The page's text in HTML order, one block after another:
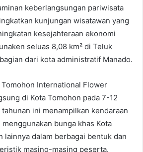
keberlangsungan pariwisata
kunjungan wisatawan yang
kesejahteraan ekonomi
seluas 8,08 km² di Teluk
dari kota administratif Manado.
International Flower
di Kota Tomohon pada 7-12
ini menampilkan kendaraan
bunga khas Kota
lainnya dalam berbagai bentuk dan
masing-masing peserta.